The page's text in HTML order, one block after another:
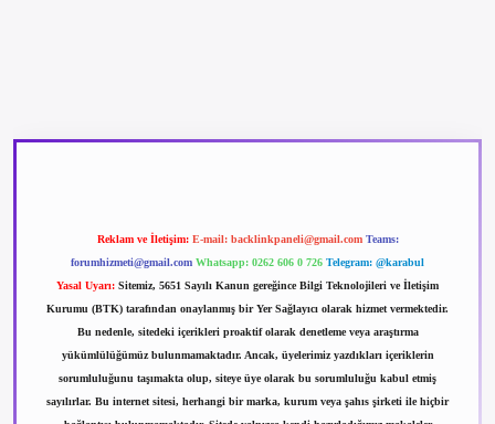
Reklam ve İletişim: E-mail: backlinkpaneli@gmail.com Teams:
forumhizmeti@gmail.com Whatsapp: 0262 606 0 726 Telegram: @karabul
Yasal Uyarı: Sitemiz, 5651 Sayılı Kanun gereğince Bilgi Teknolojileri ve İletişim
Kurumu (BTK) tarafından onaylanmış bir Yer Sağlayıcı olarak hizmet vermektedir.
Bu nedenle, sitedeki içerikleri proaktif olarak denetleme veya araştırma
yükümlülüğümüz bulunmamaktadır. Ancak, üyelerimiz yazdıkları içeriklerin
sorumluluğunu taşımakta olup, siteye üye olarak bu sorumluluğu kabul etmiş
sayılırlar. Bu internet sitesi, herhangi bir marka, kurum veya şahıs şirketi ile hiçbir